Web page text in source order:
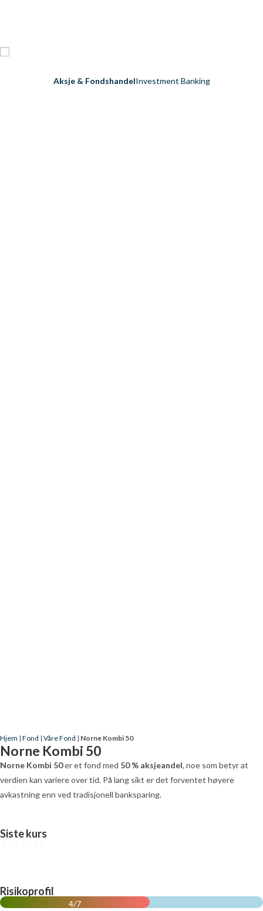
Aksje & FondshandelInvestment Banking
Hjem | Fond | Våre Fond | Norne Kombi 50
Norne Kombi 50
Norne Kombi 50er et fond med 50 % aksjeandel, noe som betyr at
verdien kan variere over tid. På lang sikt er det forventet høyere
avkastning enn ved tradisjonell banksparing.
Siste kurs
Risikoprofil
4/7